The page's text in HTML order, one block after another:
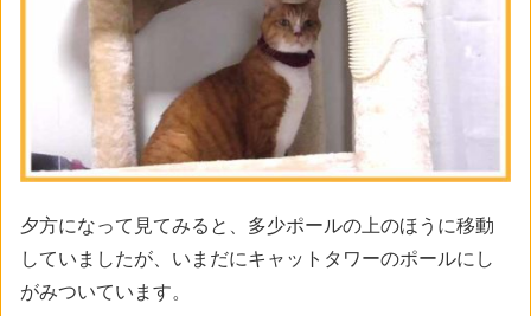
夕方になって見てみると、多少ポールの上のほうに移動
していましたが、いまだにキャットタワーのポールにし
がみついています。